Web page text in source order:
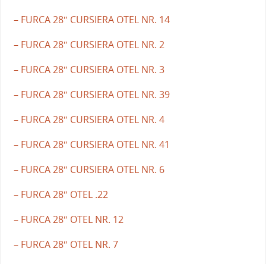
– FURCA 28″ CURSIERA OTEL NR. 14
– FURCA 28″ CURSIERA OTEL NR. 2
– FURCA 28″ CURSIERA OTEL NR. 3
– FURCA 28″ CURSIERA OTEL NR. 39
– FURCA 28″ CURSIERA OTEL NR. 4
– FURCA 28″ CURSIERA OTEL NR. 41
– FURCA 28″ CURSIERA OTEL NR. 6
– FURCA 28″ OTEL .22
– FURCA 28″ OTEL NR. 12
– FURCA 28″ OTEL NR. 7